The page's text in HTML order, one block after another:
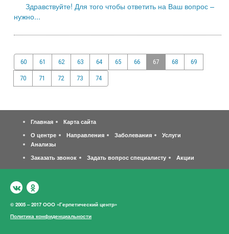
Здравствуйте! Для того чтобы ответить на Ваш вопрос –
нужно...
60 61 62 63 64 65 66 67 68 69
70 71 72 73 74
Главная
Карта сайта
О центре
Направления Заболевания
Услуги
Анализы
Заказать звонок
Задать вопрос специалисту Акции
© 2005 – 2017 ООО «Герпетический центр»
Политика конфиденциальности